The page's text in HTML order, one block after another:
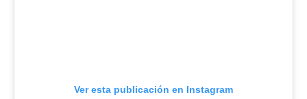
Ver esta publicación en Instagram